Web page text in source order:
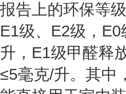
报告上的环保等
E1级、E2级，
升，E1级甲醛释
≤5毫克/升。其中